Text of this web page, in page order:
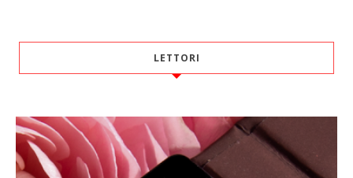
LETTORI